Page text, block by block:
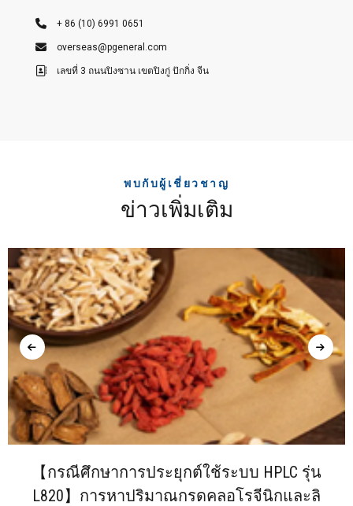
+ 86 (10) 6991 0651
overseas@pgeneral.com
เลขที่ 3 ถนนปิงซาน เขตปิงกู่ ปักกิ่ง จีน
พบกับผู้เชี่ยวชาญ
ข่าวเพิ่มเติม
【กรณีศึกษาการประยุกต์ใช้ระบบ HPLC รุ่น
L820】การหาปริมาณกรดคลอโรจีนิกและลิ